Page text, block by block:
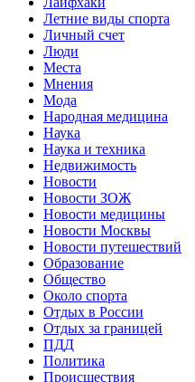
Летние виды спорта
Личный счет
Люди
Места
Мнения
Мода
Народная медицина
Наука
Наука и техника
Недвижимость
Новости
Новости ЗОЖ
Новости медицины
Новости Москвы
Новости путешествий
Образование
Общество
Около спорта
Отдых в России
Отдых за границей
ПДД
Политика
Происшествия